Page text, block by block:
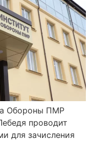
Обороны ПМР
проводит
для зачисления